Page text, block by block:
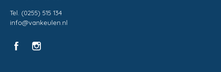
Tel. (0255) 515 134
info@vankeulen.nl